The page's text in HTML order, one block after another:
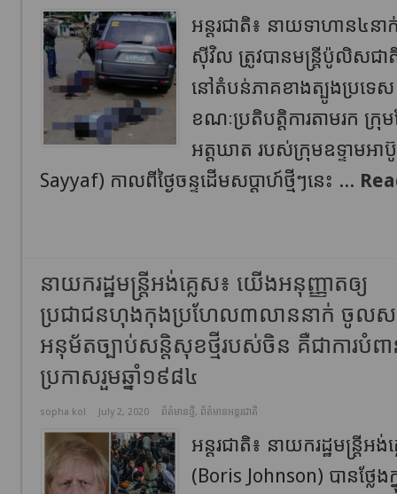
អន្តរជាតិ៖ នាយទាហាន៤
ស៊ីវិល ត្រូវបានមន្ត្រីប៉ូលិសជ
នៅតំបន់ភាគខាងត្បូងប្រទេ
ខណៈប្រតិបត្តិការតាមរក ក្រុម
អត្តឃាត របស់ក្រុមឧទ្ទាមអ
Sayyaf) កាលពីថ្ងៃចន្ទដើមសប្តាហ៍ថ្មីៗនេះ ...
នាយករដ្ឋមន្ត្រីអង់គ្លេស៖ យើងអនុញ្ញាតឲ្យ
ប្រជាជនហុងកុងប្រហែល៣លាននាក់ ចូលសញ្ជ
អនុម័តច្បាប់សន្តិសុខថ្មីរបស់ចិន គឺជាការបំពា
ប្រកាសរួមឆ្នាំ១៩៨៤
sopha kol July 2, 2020 ព័ត៌មានថ្មី, ព័ត៌មានអន្តរជាតិ
អន្តរជាតិ៖ នាយករដ្ឋមន្ត្
(Boris Johnson) បានថ្លែ